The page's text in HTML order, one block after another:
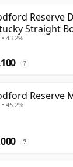
Reserve
Straight
43.2%
?
Reserve
45.2%
?